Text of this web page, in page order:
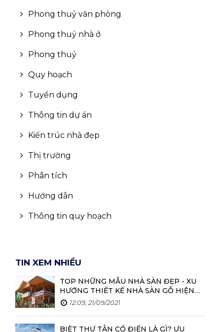
Phong thuỷ văn phòng
Phong thuỷ nhà ở
Phong thuỷ
Quy hoạch
Tuyển dụng
Thông tin dự án
Kiến trúc nhà đẹp
Thị trường
Phân tích
Hướng dẫn
Thông tin quy hoạch
TIN XEM NHIỀU
TOP NHỮNG MẪU NHÀ SÀN ĐẸP - XU
HƯỚNG THIẾT KẾ NHÀ SÀN GỖ HIỆN
NAY12:09, 21/09/2021
BIỆT THỰ TÂN CỔ ĐIỂN LÀ GÌ? ƯU